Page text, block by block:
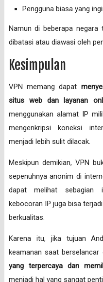
Pengguna biasa yang
Namun di beberapa negara
dibatasi atau diawasi oleh
Kesimpulan
VPN memang dapat
situs web dan layanan
menggunakan alamat IP
mengenkripsi koneksi
menjadi lebih sulit dilacak.
Meskipun demikian, VPN
sepenuhnya anonim di
dapat melihat sebagian
kebocoran IP juga bisa
berkualitas.
Karena itu, jika tujuan
keamanan saat berselancar
yang terpercaya dan
menjadi hal yang sangat